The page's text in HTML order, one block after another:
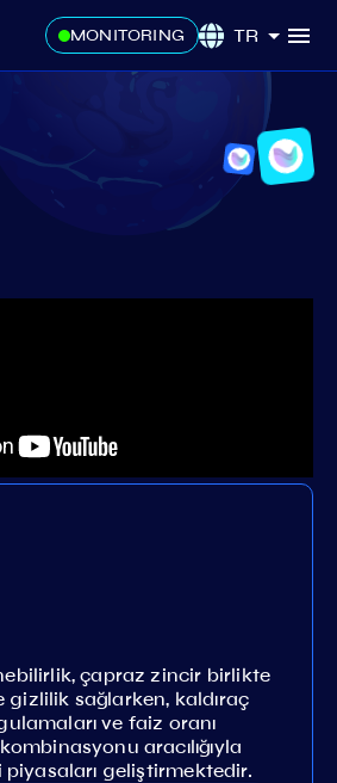
MONITORING TR
çapraz zincir birlikte
gizlilik sağlarken, kaldıraç
ve faiz oranı
aracılığıyla
geliştirmektedir.